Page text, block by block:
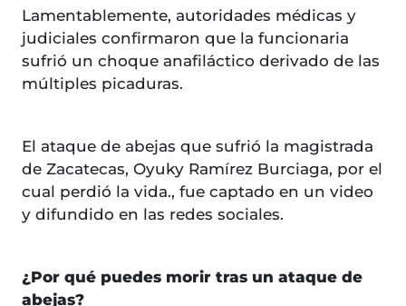
Lamentablemente, autoridades médicas y
judiciales confirmaron que la funcionaria
sufrió un choque anafiláctico derivado de las
múltiples picaduras.
El ataque de abejas que sufrió la magistrada
de Zacatecas, Oyuky Ramírez Burciaga, por el
cual perdió la vida., fue captado en un video
y difundido en las redes sociales.
¿Por qué puedes morir tras un ataque de
abejas?